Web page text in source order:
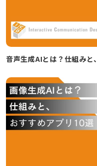
音声生成AIとは？仕組み